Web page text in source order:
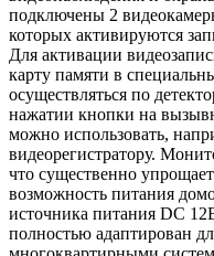
подключены 2
которых активируются
Для активации
карту памяти в
осуществляться по
нажатии кнопки на
можно использовать,
видеорегистратору.
что существенно
возможность питания
источника питания DC
полностью адаптирован